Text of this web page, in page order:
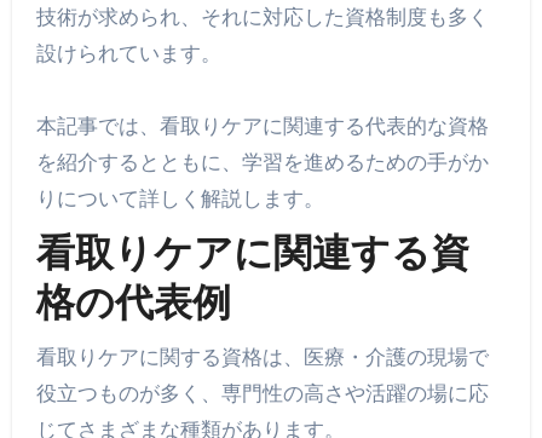
技術が求められ、それに対応した資格制度も多く
設けられています。
本記事では、看取りケアに関連する代表的な資格
を紹介するとともに、学習を進めるための手がか
りについて詳しく解説します。
看取りケアに関連する資
格の代表例
看取りケアに関する資格は、医療・介護の現場で
役立つものが多く、専門性の高さや活躍の場に応
じてさまざまな種類があります。